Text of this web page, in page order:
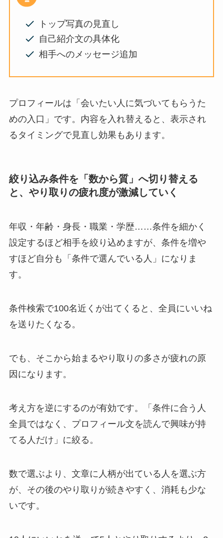
トップ写真の見直し
自己紹介文の具体化
相手へのメッセージ追加
プロフィールは「会いたい人に気づいてもらうた
めの入口」です。内容を入れ替えると、表示され
るタイミングで見直し効果もあります。
絞り込み条件を「数から質」へ切り替える
と、やり取りの疲れ度が激減していく
年収・年齢・身長・職業・学歴……条件を細かく
設定するほど相手を絞り込めますが、条件を増や
すほど自分も「条件で選んでいる人」になりま
す。
条件検索で100名近くが出てくると、全員にいいね
を送りたくなる。
でも、そこから始まるやり取りの多さが疲れの原
因になります。
考え方を逆にするのが有効です。「条件に合う人
全員ではなく、プロフィール文を読んで興味が持
てる人だけ」に絞る。
数で選ぶより、文章に人柄が出ている人を選ぶ方
が、その後のやり取りが続きやすく、消耗も少な
いです。